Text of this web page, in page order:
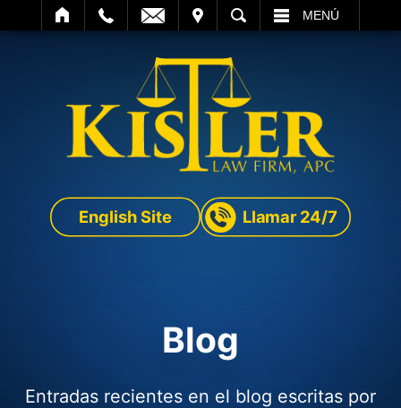
BUSCAR MENÚ
English Site Llamar 24/7
Blog
Entradas recientes en el blog escritas por